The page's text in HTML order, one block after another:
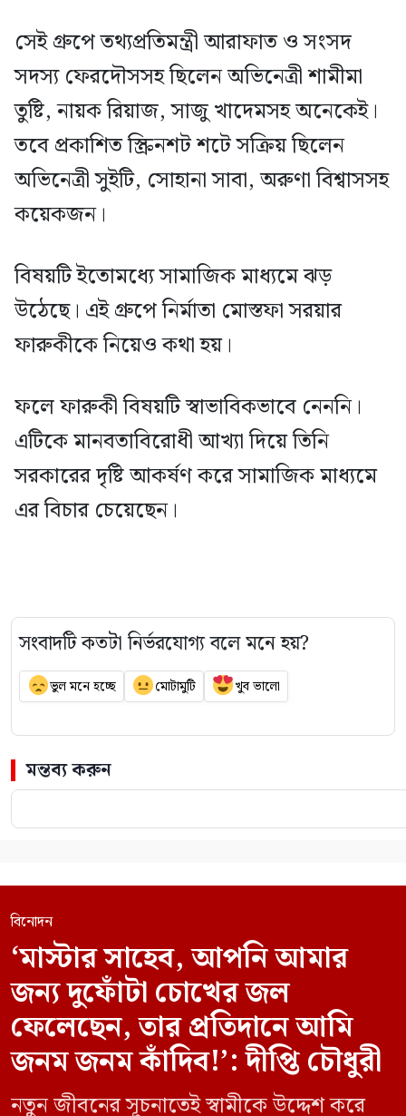
সেই গ্রুপে তথ্যপ্রতিমন্ত্রী আরাফাত ও সংসদ
সদস্য ফেরদৌসসহ ছিলেন অভিনেত্রী শামীমা
তুষ্টি, নায়ক রিয়াজ, সাজু খাদেমসহ অনেকেই।
তবে প্রকাশিত স্ক্রিনশট শটে সক্রিয় ছিলেন
অভিনেত্রী সুইটি, সোহানা সাবা, অরুণা বিশ্বাসসহ
কয়েকজন।
বিষয়টি ইতোমধ্যে সামাজিক মাধ্যমে ঝড়
উঠেছে। এই গ্রুপে নির্মাতা মোস্তফা সরয়ার
ফারুকীকে নিয়েও কথা হয়।
ফলে ফারুকী বিষয়টি স্বাভাবিকভাবে নেননি।
এটিকে মানবতাবিরোধী আখ্যা দিয়ে তিনি
সরকারের দৃষ্টি আকর্ষণ করে সামাজিক মাধ্যমে
এর বিচার চেয়েছেন।
সংবাদটি কতটা নির্ভরযোগ্য বলে মনে হয়?
ভুল মনে হচ্ছে মোটামুটি খুব ভালো
মন্তব্য করুন
বিনোদন
‘মাস্টার সাহেব, আপনি আমার
জন্য দুফোঁটা চোখের জল
ফেলেছেন, তার প্রতিদানে আমি
জনম জনম কাঁদিব!’: দীপ্তি চৌধুরী
নতুন জীবনের সূচনাতেই স্বামীকে উদ্দেশ করে